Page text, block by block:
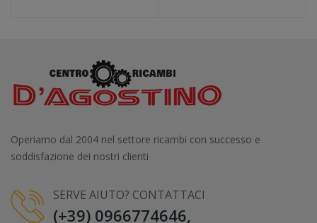
Operiamo dal 2004 nel settore ricambi con successo e
soddisfazione dei nostri clienti
SERVE AIUTO? CONTATTACI
(+39) 0966774646,